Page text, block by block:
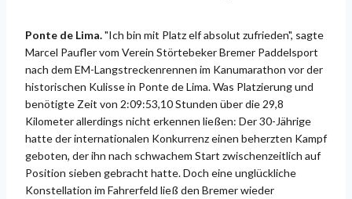
Ponte de Lima."Ich bin mit Platz elf absolut zufrieden", sagte
Marcel Paufler vom Verein Störtebeker Bremer Paddelsport
nach dem EM-Langstreckenrennen im Kanumarathon vor der
historischen Kulisse in Ponte de Lima. Was Platzierung und
benötigte Zeit von 2:09:53,10 Stunden über die 29,8
Kilometer allerdings nicht erkennen ließen: Der 30-Jährige
hatte der internationalen Konkurrenz einen beherzten Kampf
geboten, der ihn nach schwachem Start zwischenzeitlich auf
Position sieben gebracht hatte. Doch eine unglückliche
Konstellation im Fahrerfeld ließ den Bremer wieder